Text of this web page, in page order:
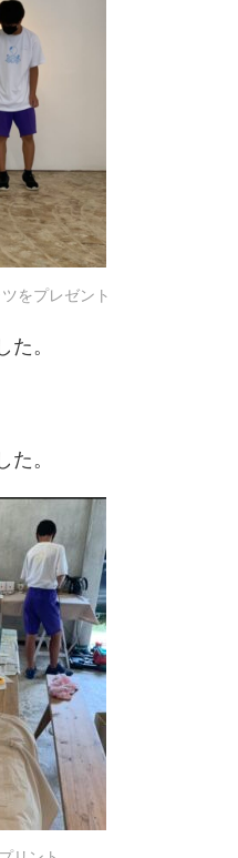
をプレゼント
。
。